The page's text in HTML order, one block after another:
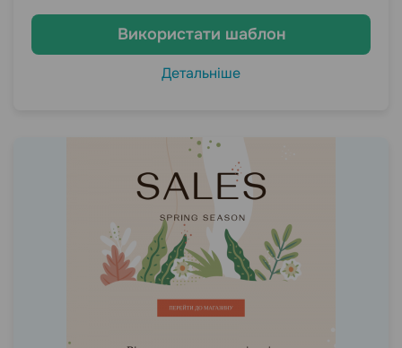
Використати шаблон
Детальніше